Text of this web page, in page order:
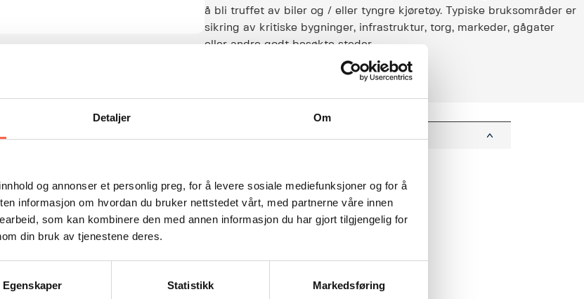
Detaljer Om
og annonser et personlig preg, for å levere sosiale mediefunksjoner og for å
informasjon om hvordan du bruker nettstedet vårt, med partnerne våre innen
som kan kombinere den med annen informasjon du har gjort tilgjengelig for
din bruk av tjenestene deres.
Egenskaper Statistikk Markedsføring
å bli truffet av biler og / eller tyngre kjøretøy. Typiske bruksområder er
sikring av kritiske bygninger, infrastruktur, torg, markeder, gågater
eller andre godt besøkte steder.
utførelse i i mørk grå RAL7021